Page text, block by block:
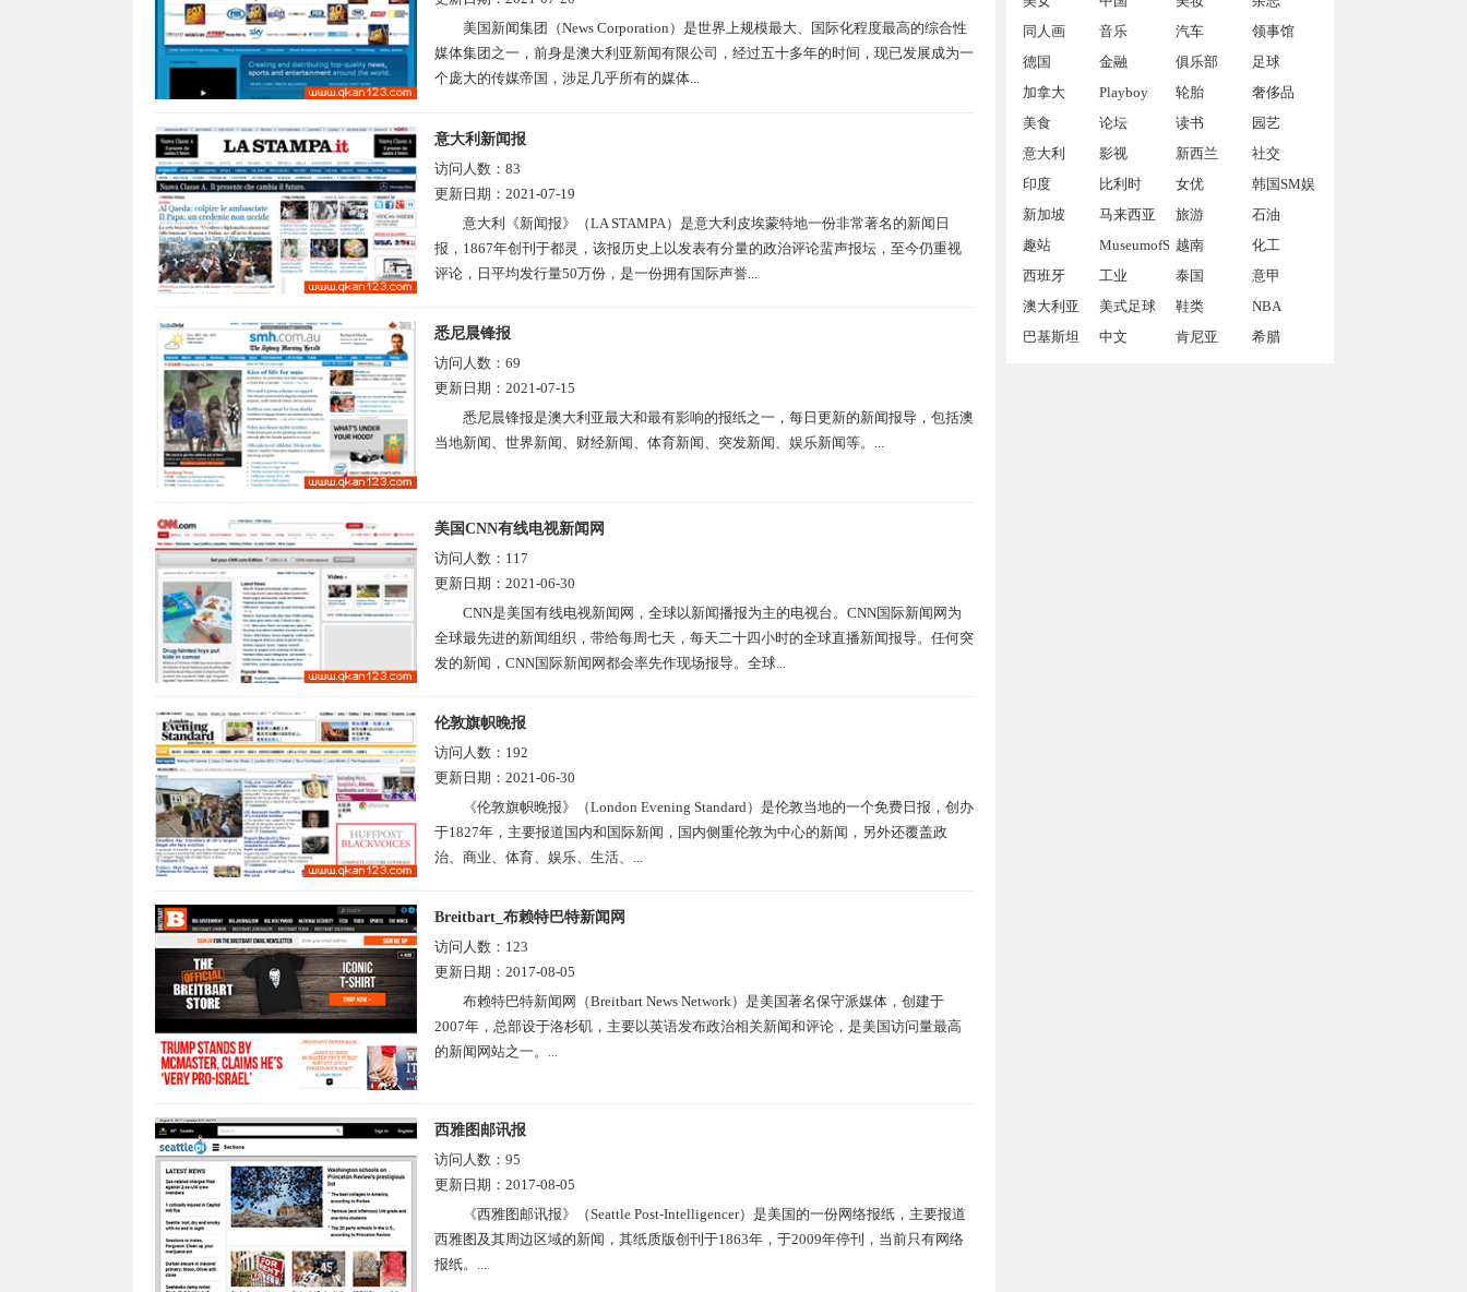
美国新闻集团（News Corporation）是世界上规模最大、国际化程度最高的综合性
媒体集团之一，前身是澳大利亚新闻有限公司，经过五十多年的时间，现已发展成为一
个庞大的传媒帝国，涉足几乎所有的媒体...
意大利新闻报
访问人数： 83
更新日期： 2021-07-19
意大利《新闻报》（LA STAMPA）是意大利皮埃蒙特地一份非常著名的新闻日
报，1867年创刊于都灵，该报历史上以发表有分量的政治评论蜚声报坛，至今仍重视
评论，日平均发行量50万份，是一份拥有国际声誉...
悉尼晨锋报
访问人数： 69
更新日期： 2021-07-15
悉尼晨锋报是澳大利亚最大和最有影响的报纸之一，每日更新的新闻报导，包括澳
当地新闻、世界新闻、财经新闻、体育新闻、突发新闻、娱乐新闻等。...
美国CNN有线电视新闻网
访问人数： 117
更新日期： 2021-06-30
CNN是美国有线电视新闻网，全球以新闻播报为主的电视台。CNN国际新闻网为
全球最先进的新闻组织，带给每周七天，每天二十四小时的全球直播新闻报导。任何突
发的新闻，CNN国际新闻网都会率先作现场报导。全球...
伦敦旗帜晚报
访问人数： 192
更新日期： 2021-06-30
《伦敦旗帜晚报》（London Evening Standard）是伦敦当地的一个免费日报，创办
于1827年，主要报道国内和国际新闻，国内侧重伦敦为中心的新闻，另外还覆盖政
治、商业、体育、娱乐、生活、...
Breitbart_布赖特巴特新闻网
访问人数： 123
更新日期： 2017-08-05
布赖特巴特新闻网（Breitbart News Network）是美国著名保守派媒体，创建于
2007年，总部设于洛杉矶，主要以英语发布政治相关新闻和评论，是美国访问量最高
的新闻网站之一。...
西雅图邮讯报
访问人数： 95
更新日期： 2017-08-05
《西雅图邮讯报》（Seattle Post-Intelligencer）是美国的一份网络报纸，主要报道
西雅图及其周边区域的新闻，其纸质版创刊于1863年，于2009年停刊，当前只有网络
报纸。...
同人画
音乐 汽车
领事馆
德国
金融 俱乐部
足球
加拿大
Playboy 轮胎
奢侈品
美食
论坛 读书
园艺
意大利
影视 新西兰
社交
印度
比利时 女优
韩国SM娱
乐公司
新加坡 马来西亚 旅游
石油
趣站
MuseumofSex越南
化工
西班牙
工业 泰国
意甲
澳大利亚
美式足球 鞋类
NBA
巴基斯坦
中文 肯尼亚 希腊